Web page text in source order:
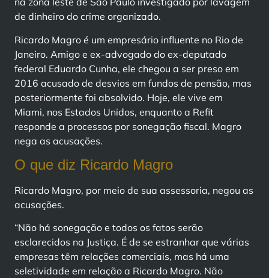
de dinheiro do crime organizado.
Ricardo Magro é um empresário influente no Rio de
Janeiro. Amigo e ex-advogado do ex-deputado
federal Eduardo Cunha, ele chegou a ser preso em
2016 acusado de desvios em fundos de pensão, mas
posteriormente foi absolvido. Hoje, ele vive em
Miami, nos Estados Unidos, enquanto a Refit
responde a processos por sonegação fiscal. Magro
nega as acusações.
O que diz Ricardo Magro
Ricardo Magro, por meio de sua assessoria, negou as
acusações.
“Não há sonegação e todos os fatos serão
esclarecidos na Justiça. É de se estranhar que várias
empresas têm relações comerciais, mas há uma
seletividade em relação a Ricardo Magro. Não